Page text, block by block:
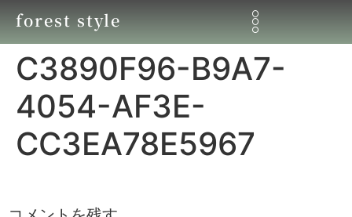
forest style
C3890F96-B9A7-
4054-AF3E-
CC3EA78E5967